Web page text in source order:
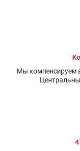
Мы компенсируем